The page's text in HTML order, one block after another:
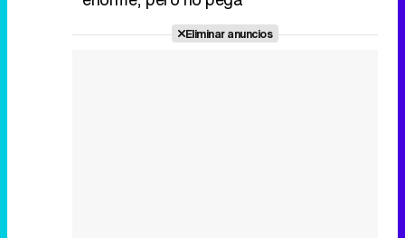
Eliminar anuncios